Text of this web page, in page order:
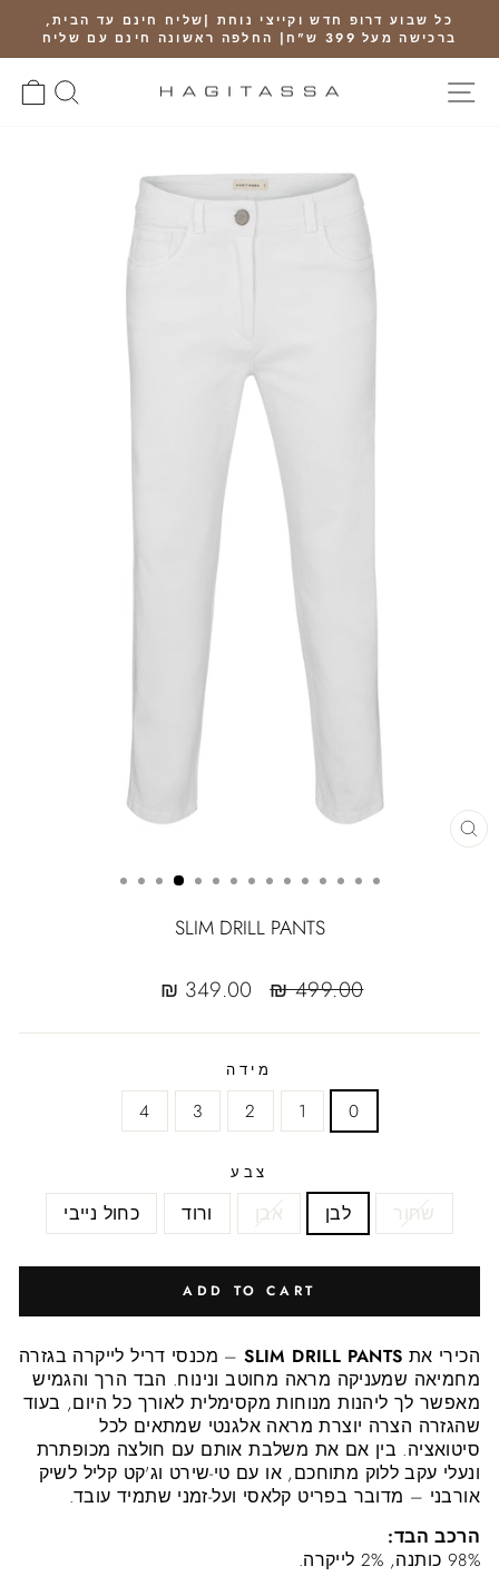
content
Pause
כל שבוע דרופ חדש וקייצי נוחת |שליח חינם עד הבית,
ברכישה מעל 399 ש"ח| החלפה ראשונה חינם עם שליח
SITE NAVIGATION חיפוש
SLIM DRILL PANTS
Regular
499.00 ₪
Sale
349.00 ₪
מידה
0
1
2
3
4
צבע
שחור לבן אבן ורוד כחול נייבי
ADD TO CART
הכירי את SLIM DRILL PANTS– מכנסי דריל לייקרה בגזרה
מחמיאה שמעניקה מראה מחוטב ונינוח. הבד הרך והגמיש
מאפשר לך ליהנות מנוחות מקסימלית לאורך כל היום, בעוד
שהגזרה הצרה יוצרת מראה אלגנטי שמתאים לכל
סיטואציה. בין אם את משלבת אותם עם חולצה מכופתרת
ונעלי עקב ללוק מתוחכם, או עם טי-שירט וג'קט קליל לשיק
אורבני – מדובר בפריט קלאסי ועל-זמני שתמיד עובד.
הרכב הבד:
98% כותנה, 2% לייקרה.
CLOSE